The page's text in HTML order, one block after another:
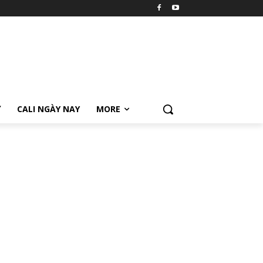
CALI NGÀY NAY MORE